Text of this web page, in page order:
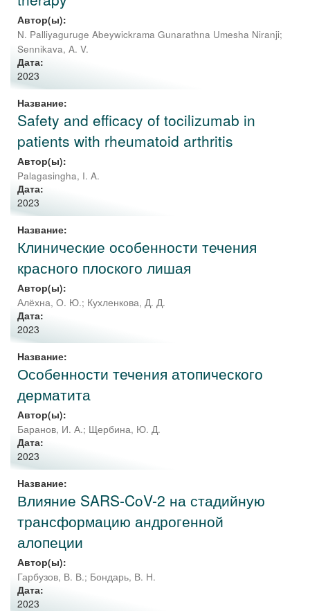
Автор(ы):
N. Palliyaguruge Abeywickrama Gunarathna Umesha Niranji;
Sennikava, A. V.
Дата:
2023
Название:
Safety and efficacy of tocilizumab in
patients with rheumatoid arthritis
Автор(ы):
Palagasingha, I. A.
Дата:
2023
Название:
Клинические особенности течения
красного плоского лишая
Автор(ы):
Алёхна, О. Ю.; Кухленкова, Д. Д.
Дата:
2023
Название:
Особенности течения атопического
дерматита
Автор(ы):
Баранов, И. А.; Щербина, Ю. Д.
Дата:
2023
Название:
Влияние SARS-CoV-2 на стадийную
трансформацию андрогенной
алопеции
Автор(ы):
Гарбузов, В. В.; Бондарь, В. Н.
Дата:
2023